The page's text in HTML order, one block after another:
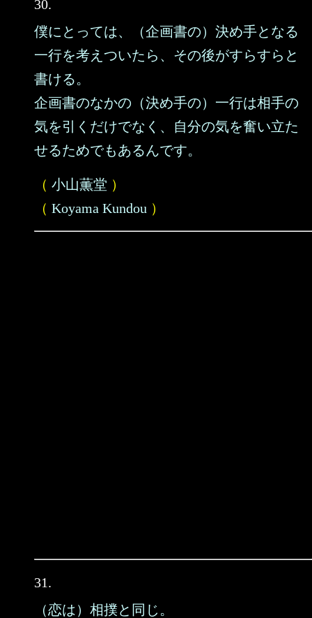
30.
僕にとっては、（企画書の）決め手となる
一行を考えついたら、その後がすらすらと
書ける。
企画書のなかの（決め手の）一行は相手の
気を引くだけでなく、自分の気を奮い立た
せるためでもあるんです。
（ 小山薫堂 ）
（ Koyama Kundou ）
31.
（恋は）相撲と同じ。